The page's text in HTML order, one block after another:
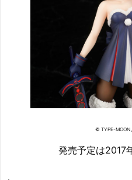
© TYPE-MOON
発売予定は2017